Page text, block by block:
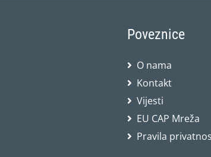
Poveznice
O nama
Kontakt
Vijesti
EU CAP Mreža
Pravila